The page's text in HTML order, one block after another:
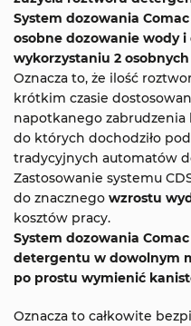
System dozowania
osobne dozowanie wody
wykorzystaniu 2
Oznacza to, że ilość
krótkim czasie
napotkanego zabrudzenia
do których dochodziło
tradycyjnych automatów
Zastosowanie systemu
do znacznego wzrostu
kosztów pracy.
System dozowania
detergentu w dowolnym
po prostu wymienić
Oznacza to całkowite